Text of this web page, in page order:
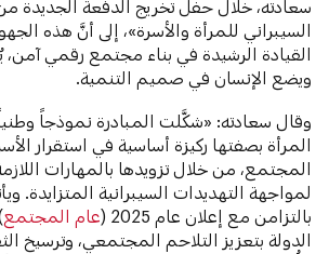
سعادته، خلال حفل تخريج الدفعة الجديدة
السيبراني للمرأة والأسرة»، إلى أنَّ هذه
القيادة الرشيدة في بناء مجتمع رقمي آمن،
ويضع الإنسان في صميم التنمية.
وقال سعادته: «شكَّلت المبادرة نموذجاً
المرأة بصفتها ركيزة أساسية في استقرار
المجتمع، من خلال تزويدها بالمهارات
لمواجهة التهديدات السيبرانية المتزايدة.
بالتزامن مع إعلان عام 2025 (
عام المجتمع
الدولة بتعزيز التلاحم المجتمعي، وترسيخ